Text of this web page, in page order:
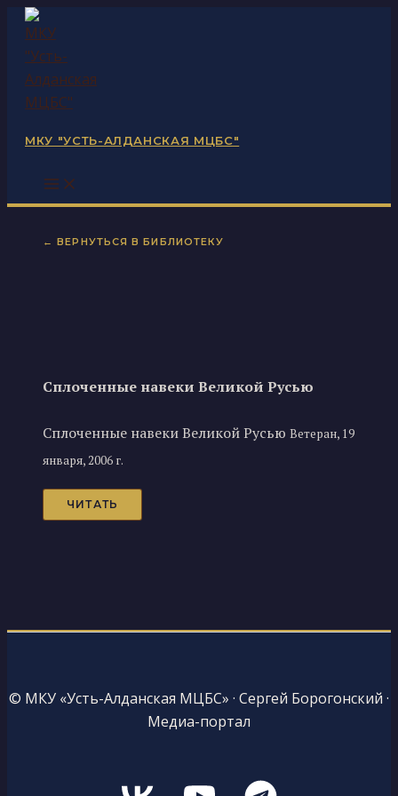
Перейти
содержимому
МКУ "УСТЬ-АЛДАНСКАЯ МЦБС"
← ВЕРНУТЬСЯ В БИБЛИОТЕКУ
Сплоченные навеки Великой Русью
Сплоченные навеки Великой Русью Ветеран, 19
января, 2006 г.
ЧИТАТЬ
© МКУ «Усть-Алданская МЦБС» · Сергей Борогонский ·
Медиа-портал